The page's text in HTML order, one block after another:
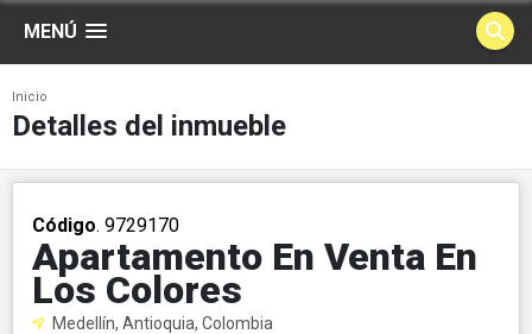
MENÚ
Inicio
Detalles del inmueble
Código. 9729170
Apartamento En Venta En
Los Colores
Medellín, Antioquia, Colombia